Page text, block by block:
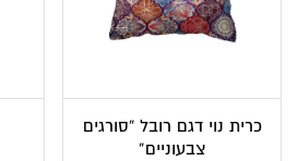
כרית נוי דגם רובל “סורגים
צבעוניים”